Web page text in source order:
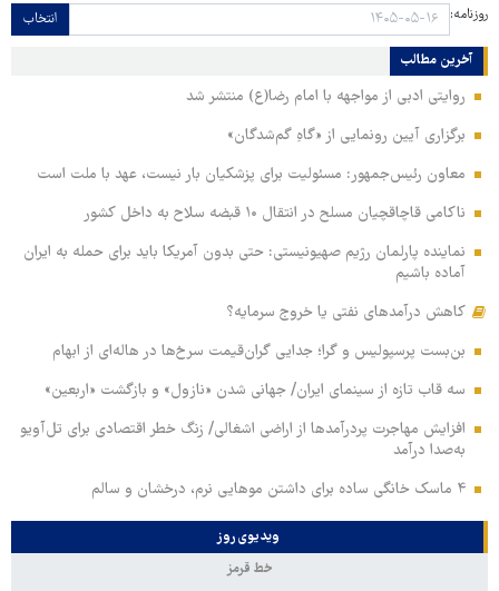
روزنامه: انتخاب
آخرین مطالب
روایتی ادبی از مواجهه با امام رضا(ع) منتشر شد
برگزاری آیین رونمایی از «گاهِ گم‌شدگان»
معاون رئیس‌جمهور: مسئولیت برای پزشکیان بار نیست، عهد با ملت است
ناکامی قاچاقچیان مسلح در انتقال ۱۰ قبضه سلاح به داخل کشور
نماینده پارلمان رژیم صهیونیستی: حتی بدون آمریکا باید برای حمله به ایران
آماده باشیم
کاهش درآمدهای نفتی یا خروج سرمایه؟
بن‌بست پرسپولیس و گرا؛ جدایی گران‌قیمت سرخ‌ها در هاله‌ای از ابهام
سه قاب تازه از سینمای ایران/ جهانی شدن «نازول» و بازگشت «اربعین»
افزایش مهاجرت پردرآمدها از اراضی اشغالی/ زنگ خطر اقتصادی برای تل‌آویو
به‌صدا درآمد
۴ ماسک خانگی ساده برای داشتن موهایی نرم، درخشان و سالم
ویدیوی روز
خط قرمز